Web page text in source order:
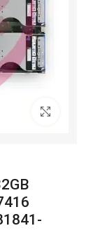
برای